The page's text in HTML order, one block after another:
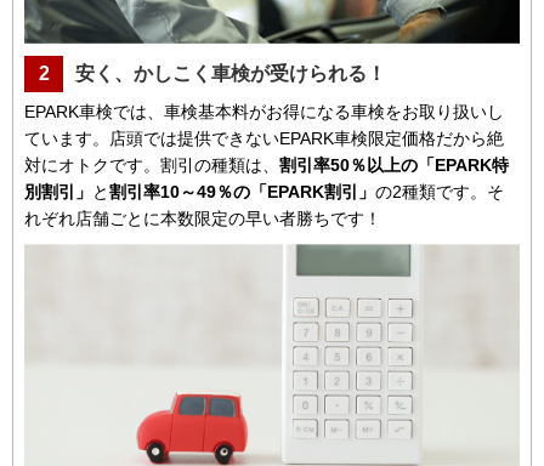
2 安く、かしこく車検が受けられる！
EPARK車検では、車検基本料がお得になる車検をお取り扱いし
ています。店頭では提供できないEPARK車検限定価格だから絶
対にオトクです。割引の種類は、 割引率50％以上の「EPARK特
別割引」 と割引率10～49％の「EPARK割引」 の2種類です。そ
れぞれ店舗ごとに本数限定の早い者勝ちです！